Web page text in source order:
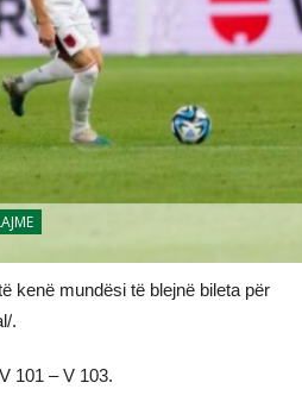
kenë mundësi të blejnë bileta për
.
101 – V 103.